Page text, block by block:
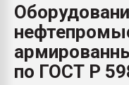
по ГОСТ Р